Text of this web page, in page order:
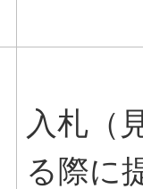
入札（
る際に